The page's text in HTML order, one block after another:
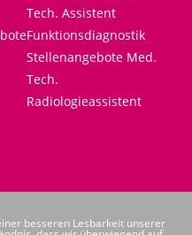
Tech. Assistent
Funktionsdiagnostik
Stellenangebote Med.
Tech.
Radiologieassistent
besseren Lesbarkeit unserer